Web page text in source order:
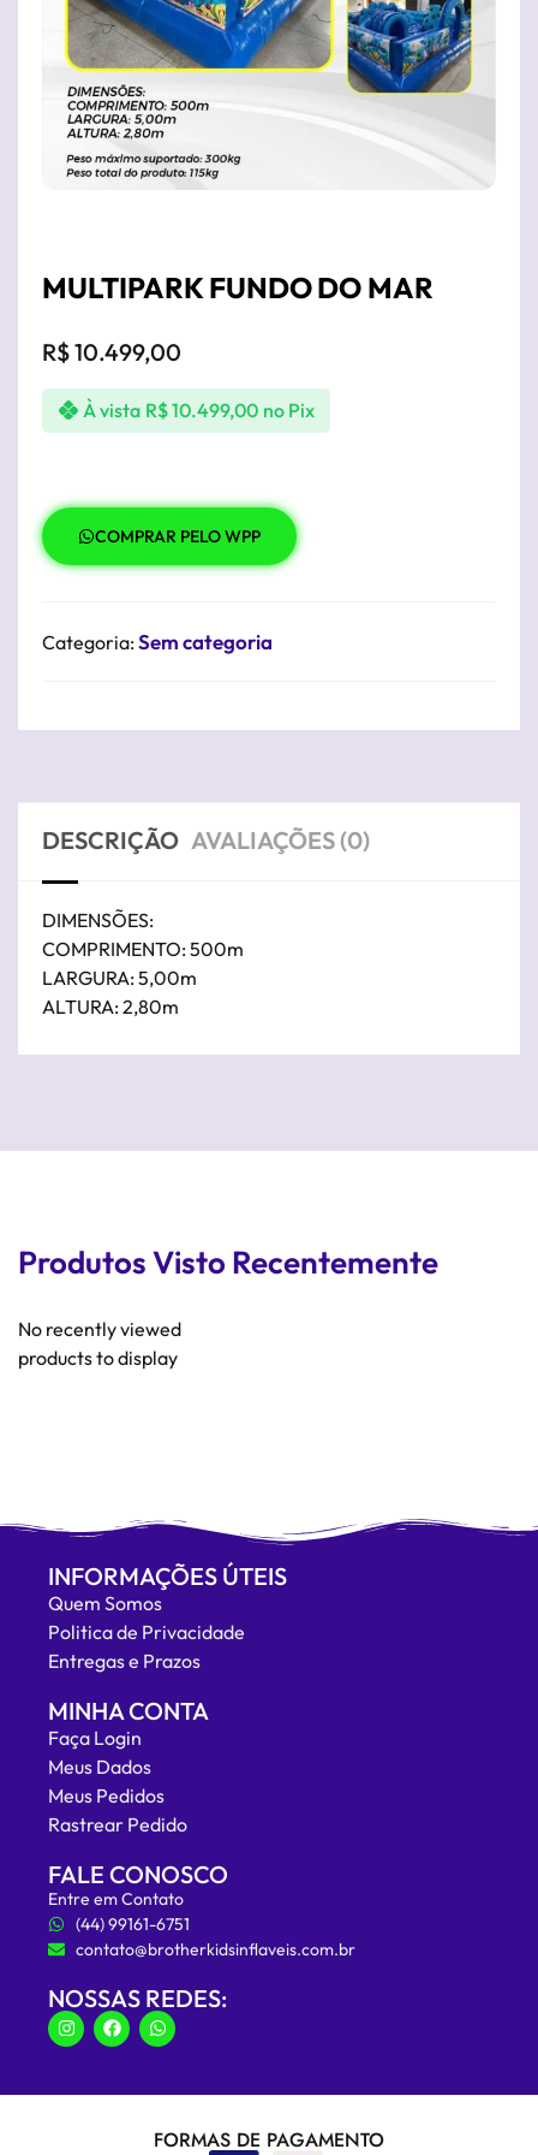
MULTIPARK FUNDO DO MAR
R$10.499,00
À vista R$10.499,00 no Pix
COMPRAR PELO WPP
Categoria:Sem categoria
DESCRIÇÃO AVALIAÇÕES (0)
DIMENSÕES:
COMPRIMENTO: 500m
LARGURA: 5,00m
ALTURA: 2,80m
Produtos Visto Recentemente
No recently viewed
products to display
INFORMAÇÕES ÚTEIS
Quem Somos
Politica de Privacidade
Entregas e Prazos
MINHA CONTA
Faça Login
Meus Dados
Meus Pedidos
Rastrear Pedido
FALE CONOSCO
Entre em Contato
(44) 99161-6751
contato@brotherkidsinflaveis.com.br
NOSSAS REDES:
FORMAS DE PAGAMENTO